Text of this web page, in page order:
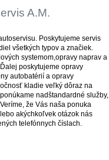
A.M.
Poskytujeme servis
všetkých typov a značiek.
systemom,opravy naprav a
poskytujeme opravy
autobatérií a opravy
kladie veľký dôraz na
nadštandardné služby,
že Vás naša ponuka
akýchkoľvek otázok nás
telefónnych číslach.